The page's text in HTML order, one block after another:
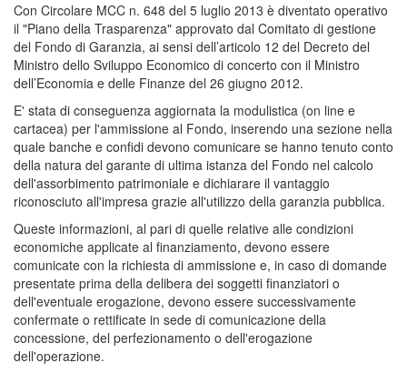
Con Circolare MCC n. 648 del 5 luglio 2013 è diventato operativo
il "Piano della Trasparenza" approvato dal Comitato di gestione
del Fondo di Garanzia, ai sensi dell’articolo 12 del Decreto del
Ministro dello Sviluppo Economico di concerto con il Ministro
dell’Economia e delle Finanze del 26 giugno 2012.
E' stata di conseguenza aggiornata la modulistica (on line e
cartacea) per l'ammissione al Fondo, inserendo una sezione nella
quale banche e confidi devono comunicare se hanno tenuto conto
della natura del garante di ultima istanza del Fondo nel calcolo
dell'assorbimento patrimoniale e dichiarare il vantaggio
riconosciuto all'impresa grazie all'utilizzo della garanzia pubblica.
Queste informazioni, al pari di quelle relative alle condizioni
economiche applicate al finanziamento, devono essere
comunicate con la richiesta di ammissione e, in caso di domande
presentate prima della delibera dei soggetti finanziatori o
dell'eventuale erogazione, devono essere successivamente
confermate o rettificate in sede di comunicazione della
concessione, del perfezionamento o dell'erogazione
dell'operazione.